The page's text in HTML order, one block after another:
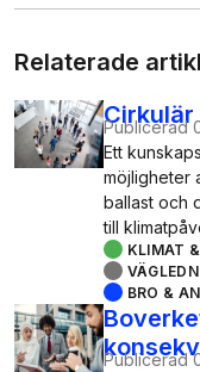
Relaterade
Cirkulär
Publicerad
Ett
möjligheter
ballast och
till
KLIMAT
BRO &
Publicerad